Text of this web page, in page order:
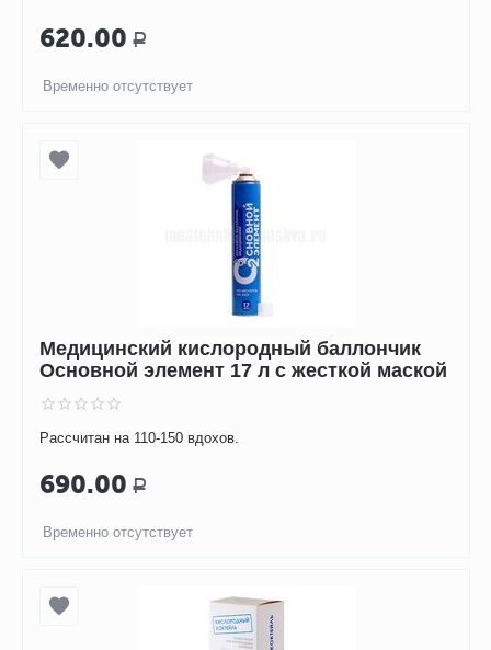
620.00 Р
Временно отсутствует
Медицинский кислородный баллончик
Основной элемент 17 л с жесткой маской
Рассчитан на 110-150 вдохов.
690.00 Р
Временно отсутствует